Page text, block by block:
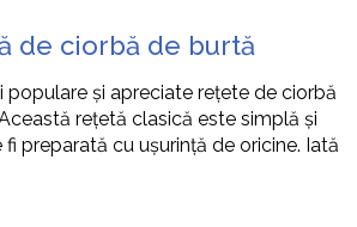
de ciorbă de burtă
populare și apreciate rețete de ciorbă
rețetă clasică este simplă și
preparată cu ușurință de oricine. Iată